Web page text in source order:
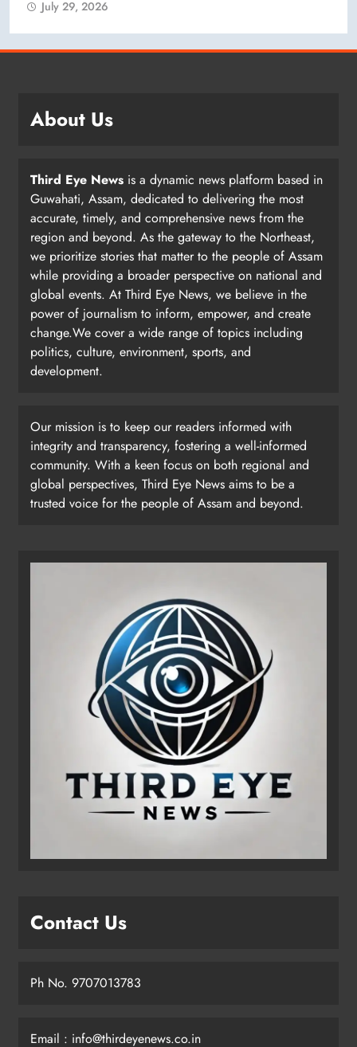
July 29, 2026
About Us
Third Eye News is a dynamic news platform based in
Guwahati, Assam, dedicated to delivering the most
accurate, timely, and comprehensive news from the
region and beyond. As the gateway to the Northeast,
we prioritize stories that matter to the people of Assam
while providing a broader perspective on national and
global events. At Third Eye News, we believe in the
power of journalism to inform, empower, and create
change.We cover a wide range of topics including
politics, culture, environment, sports, and
development.
Our mission is to keep our readers informed with
integrity and transparency, fostering a well-informed
community. With a keen focus on both regional and
global perspectives, Third Eye News aims to be a
trusted voice for the people of Assam and beyond.
Contact Us
Ph No. 9707013783
Email : info@thirdeyenews.co.in